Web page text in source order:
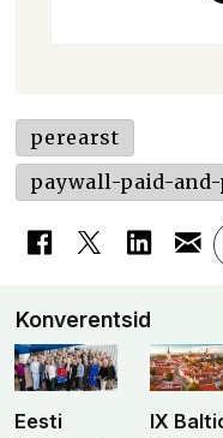
perearst
paywall-paid-
Konverentsid
Eesti
IX